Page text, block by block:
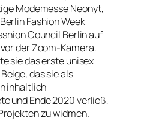
Modemesse Neonyt,
Fashion Week
Council Berlin auf
der Zoom-Kamera.
sie das erste unisex
das sie als
inhaltlich
und Ende 2020 verließ,
zu widmen.